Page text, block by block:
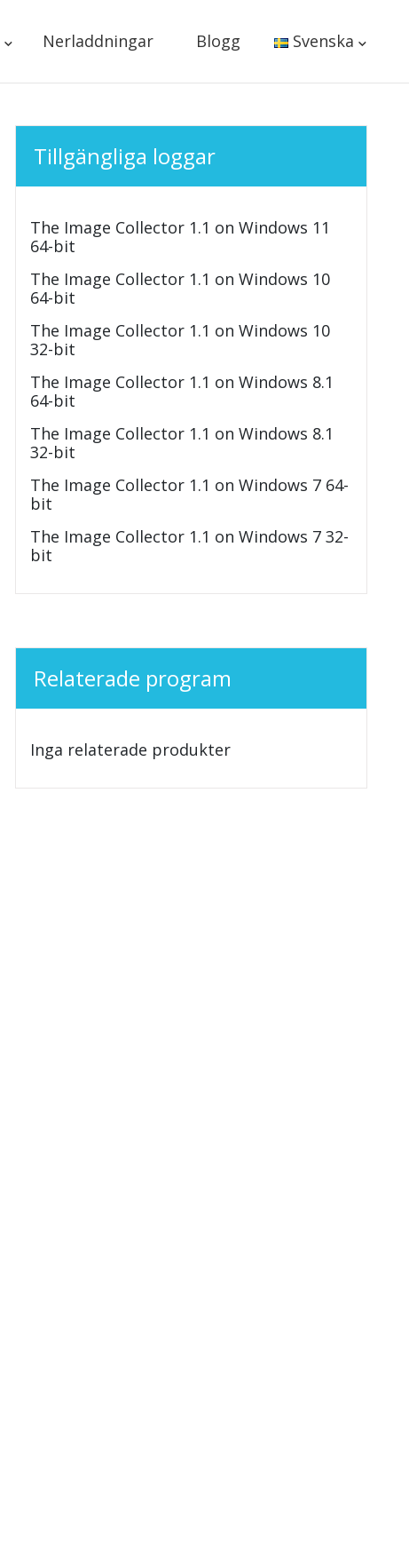
Nerladdningar Blogg Svenska
Tillgängliga loggar
The Image Collector 1.1 on Windows 11
64-bit
The Image Collector 1.1 on Windows 10
64-bit
The Image Collector 1.1 on Windows 10
32-bit
The Image Collector 1.1 on Windows 8.1
64-bit
The Image Collector 1.1 on Windows 8.1
32-bit
The Image Collector 1.1 on Windows 7 64-
bit
The Image Collector 1.1 on Windows 7 32-
bit
Relaterade program
Inga relaterade produkter